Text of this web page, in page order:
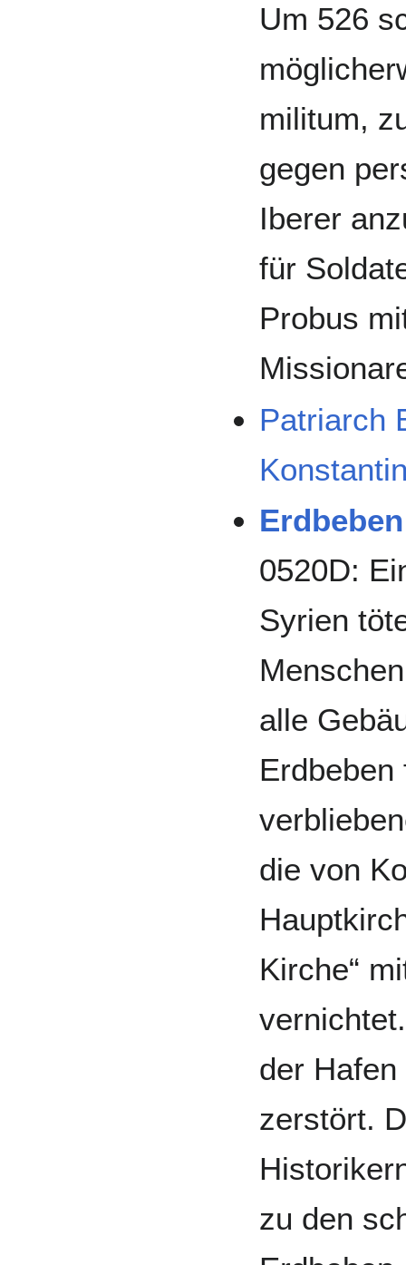
Um 526
militum,
gegen
Iberer
für
Probus
Patriarch
0520D:
Syrien
alle
Erdbeben
die von
Kirche“
der
zerstört.
zu den